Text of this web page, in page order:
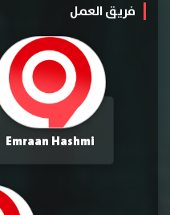
فريق العمل
Emraan Hashmi